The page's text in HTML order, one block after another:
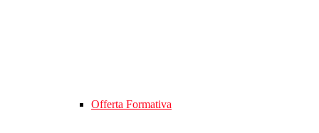
Offerta Formativa